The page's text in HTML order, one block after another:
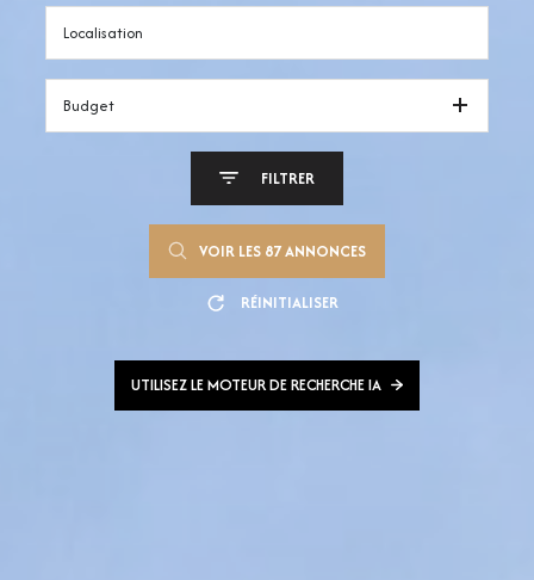
Budget
FILTRER
VOIR LES 87ANNONCES
RÉINITIALISER
UTILISEZ LE MOTEUR DE RECHERCHE IA